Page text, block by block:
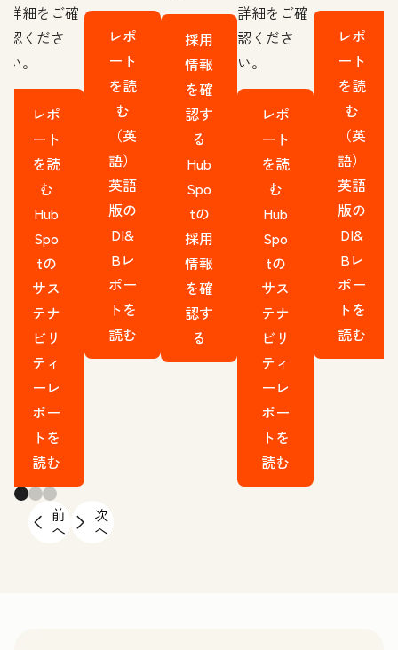
詳細をご確
認くださ
い。
レポ
ート
を読
む
Hub
Spo
tの
サス
テナ
ビリ
ティ
ーレ
ポー
トを
読む
レポ
ート
を読
む
（英
語）
英語
版の
DI&
Bレ
ポー
トを
読む
採用
情報
を確
認す
る
Hub
Spo
tの
採用
情報
を確
認す
る
詳細をご確
認くださ
い。
レポ
ート
を読
む
Hub
Spo
tの
サス
テナ
ビリ
ティ
ーレ
ポー
トを
読む
レポ
ート
を読
む
（英
語）
英語
版の
DI&
Bレ
ポー
トを
読む
前
へ
次
へ